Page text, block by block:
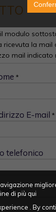
di più qui
. By
modulo
ricevuta la mail
mail
*
E-mail *
telefonico
*